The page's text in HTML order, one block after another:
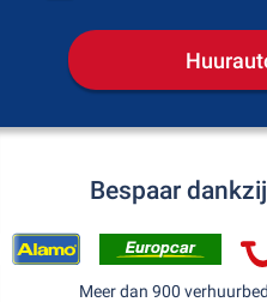
Bespaar
Meer dan 900